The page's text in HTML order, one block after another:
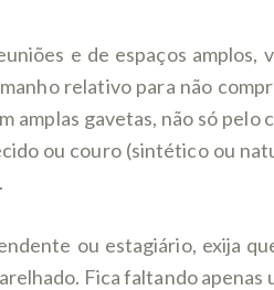
e de espaços
relativo para não
gavetas, não só
ou couro (sintético ou
ou estagiário, exija
Fica faltando